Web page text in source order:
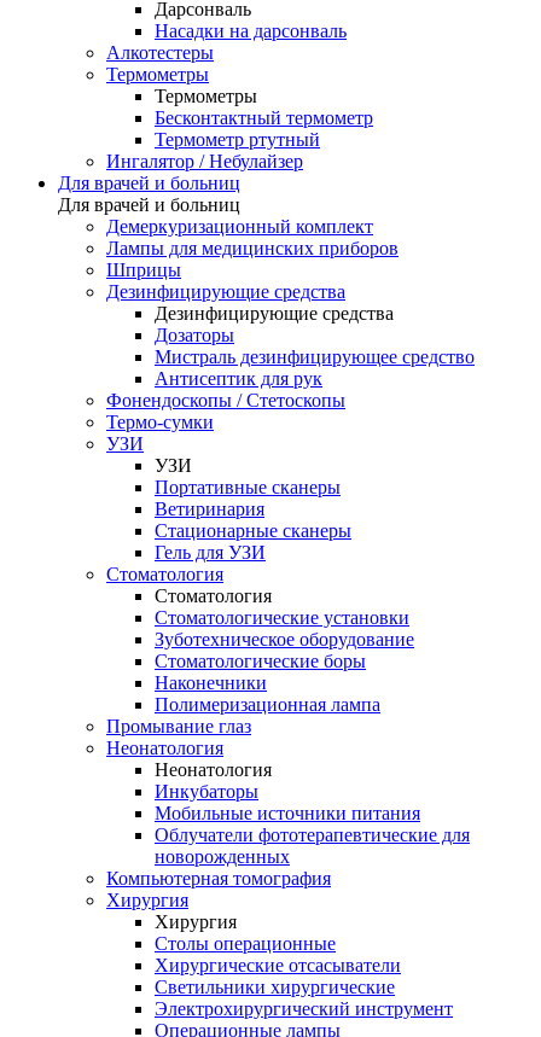
Дарсонваль
Насадки на дарсонваль
Алкотестеры
Термометры
Термометры
Бесконтактный термометр
Термометр ртутный
Ингалятор / Небулайзер
Для врачей и больниц
Для врачей и больниц
Демеркуризационный комплект
Лампы для медицинских приборов
Шприцы
Дезинфицирующие средства
Дезинфицирующие средства
Дозаторы
Мистраль дезинфицирующее средство
Антисептик для рук
Фонендоскопы / Стетоскопы
Термо-сумки
УЗИ
УЗИ
Портативные сканеры
Ветиринария
Стационарные сканеры
Гель для УЗИ
Стоматология
Стоматология
Стоматологические установки
Зуботехническое оборудование
Стоматологические боры
Наконечники
Полимеризационная лампа
Промывание глаз
Неонатология
Неонатология
Инкубаторы
Мобильные источники питания
Облучатели фототерапевтические для
новорожденных
Компьютерная томография
Хирургия
Хирургия
Столы операционные
Хирургические отсасыватели
Светильники хирургические
Электрохирургический инструмент
Операционные лампы